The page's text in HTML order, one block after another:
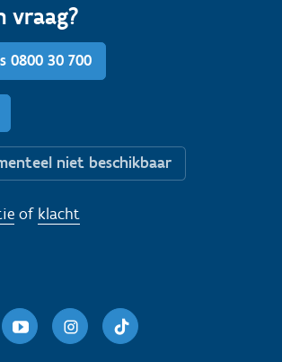
vraag?
0800 30 700
niet beschikbaar
of klacht
LinkedinYoutubeInstagram